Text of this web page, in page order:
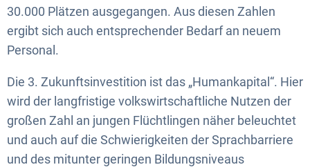
30.000 Plätzen ausgegangen. Aus diesen Zahlen
ergibt sich auch entsprechender Bedarf an neuem
Personal.
Die 3. Zukunftsinvestition ist das „Humankapital“. Hier
wird der langfristige volkswirtschaftliche Nutzen der
großen Zahl an jungen Flüchtlingen näher beleuchtet
und auch auf die Schwierigkeiten der Sprachbarriere
und des mitunter geringen Bildungsniveaus